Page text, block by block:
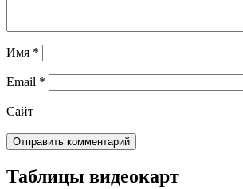
Имя *
Email *
Сайт
Таблицы видеокарт